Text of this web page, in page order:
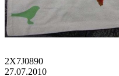
2X7J0890
27.07.2010